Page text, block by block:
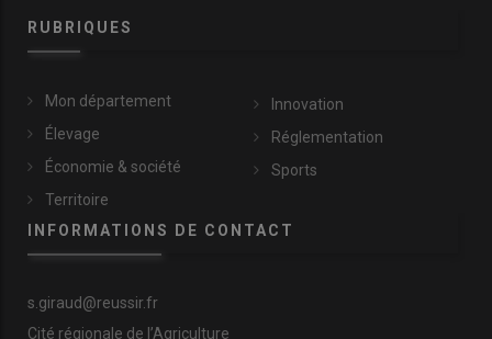
RUBRIQUES
Mon département
Élevage
Économie & société
Territoire
Innovation
Réglementation
Sports
INFORMATIONS DE CONTACT
s.giraud@reussir.fr
Cité régionale de l’Agriculture